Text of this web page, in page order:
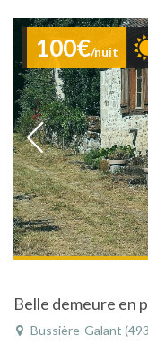
100€/nuit
Belle demeure en
Bussière-Galant (4931